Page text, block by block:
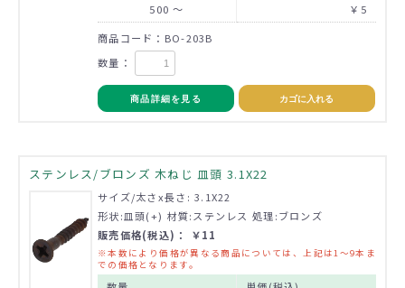
500 ～
￥5
商品コード：BO-203B
数量：
商品詳細を見る カゴに入れる
ステンレス/ブロンズ 木ねじ 皿頭 3.1X22
サイズ/太さx長さ: 3.1X22
形状:皿頭(+) 材質:ステンレス 処理:ブロンズ
販売価格(税込)： ￥11
※本数により価格が異なる商品については、上記は1～9本ま
での価格となります。